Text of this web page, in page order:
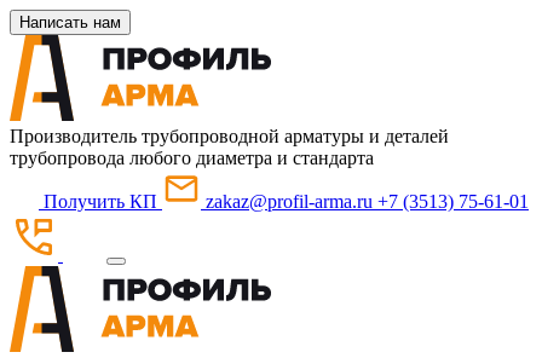
Написать нам
Производитель трубопроводной арматуры и деталей
трубопровода любого диаметра и стандарта
Получить КП zakaz@profil-arma.ru +7 (3513) 75-61-01